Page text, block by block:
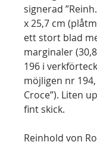
signerad
x 25,7 cm
ett stort blad
marginaler
196 i
möjligen nr 194,
Croce”). Liten
fint skick.
Reinhold von